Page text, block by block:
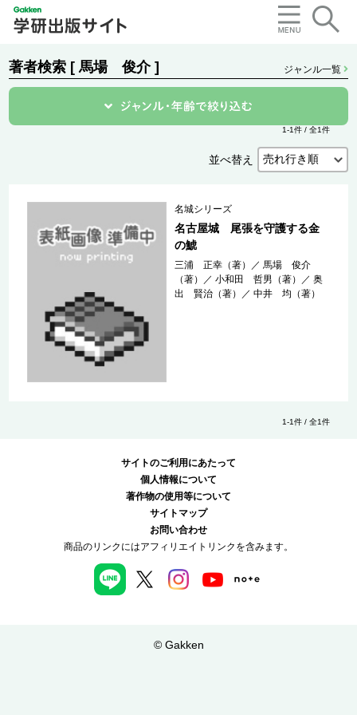
著者検索 [ 馬場 俊介 ] ジャンル一覧
1-1件 / 全1件
並べ替え
名城シリーズ
名古屋城 尾張を守護する金
の鯱
三浦 正幸（著） ／馬場 俊介
（著）
／小和田 哲男（著） ／奥
出 賢治（著）
／中井 均（著）
1-1件 / 全1件
サイトのご利用にあたって
個人情報について
著作物の使用等について
サイトマップ
お問い合わせ
商品のリンクにはアフィリエイトリンクを含みます。
© Gakken